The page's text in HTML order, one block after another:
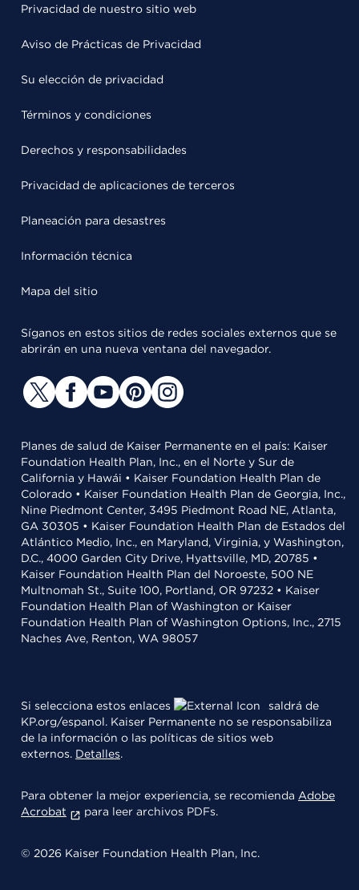
Privacidad de nuestro sitio web
Aviso de Prácticas de Privacidad
Su elección de privacidad
Términos y condiciones
Derechos y responsabilidades
Privacidad de aplicaciones de terceros
Planeación para desastres
Información técnica
Mapa del sitio
Síganos en estos sitios de redes sociales externos que se
abrirán en una nueva ventana del navegador.
Planes de salud de Kaiser Permanente en el país: Kaiser
Foundation Health Plan, Inc., en el Norte y Sur de
California y Hawái • Kaiser Foundation Health Plan de
Colorado • Kaiser Foundation Health Plan de Georgia, Inc.,
Nine Piedmont Center, 3495 Piedmont Road NE, Atlanta,
GA 30305 • Kaiser Foundation Health Plan de Estados del
Atlántico Medio, Inc., en Maryland, Virginia, y Washington,
D.C., 4000 Garden City Drive, Hyattsville, MD, 20785 •
Kaiser Foundation Health Plan del Noroeste, 500 NE
Multnomah St., Suite 100, Portland, OR 97232 • Kaiser
Foundation Health Plan of Washington or Kaiser
Foundation Health Plan of Washington Options, Inc., 2715
Naches Ave, Renton, WA 98057
Si selecciona estos enlaces
saldrá de
KP.org/espanol. Kaiser Permanente no se responsabiliza
de la información o las políticas de sitios web
externos. Detalles.
Para obtener la mejor experiencia, se recomienda Adobe
Acrobat
para leer archivos PDFs.
© 2026 Kaiser Foundation Health Plan, Inc.